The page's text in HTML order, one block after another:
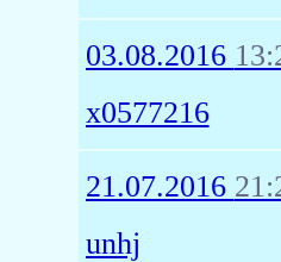
03.08.2016
x0577216
21.07.2016
unhj